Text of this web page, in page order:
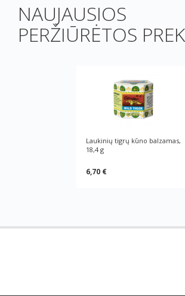
NAUJAUSIOS
PERŽIŪRĖTOS
Laukinių tigrų kūno balzamas,
18,4 g
6,70 €